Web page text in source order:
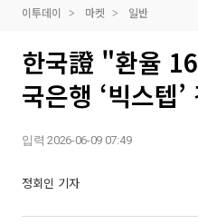
이투데이 마켓 일반
한국證 "환율
국은행 ‘빅스텝
입력 2026-06-09 07:49
정회인 기자